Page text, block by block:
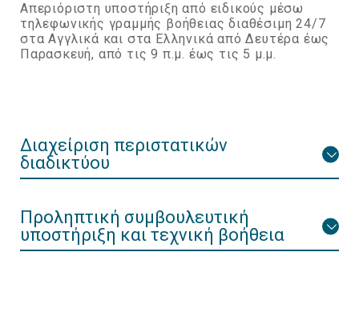
Απεριόριστη υποστήριξη από ειδικούς μέσω
τηλεφωνικής γραμμής βοήθειας διαθέσιμη 24/7
στα Αγγλικά και στα Ελληνικά από Δευτέρα έως
Παρασκευή, από τις 9 π.μ. έως τις 5 μ.μ.
Διαχείριση περιστατικών
διαδικτύου
Προληπτική συμβουλευτική
υποστήριξη και τεχνική βοήθεια